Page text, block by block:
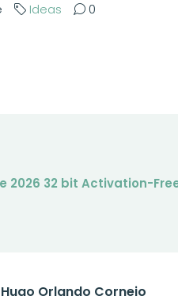
Ideas 0
2026 32 bit Activation-
Hugo Orlando Cornejo